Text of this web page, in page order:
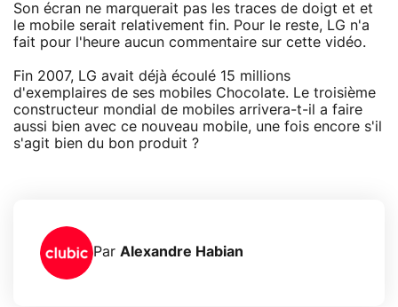
Son écran ne marquerait pas les traces de doigt et et
le mobile serait relativement fin. Pour le reste, LG n'a
fait pour l'heure aucun commentaire sur cette vidéo.
Fin 2007, LG avait déjà écoulé 15 millions
d'exemplaires de ses mobiles Chocolate. Le troisième
constructeur mondial de mobiles arrivera-t-il a faire
aussi bien avec ce nouveau mobile, une fois encore s'il
s'agit bien du bon produit ?
Par Alexandre Habian